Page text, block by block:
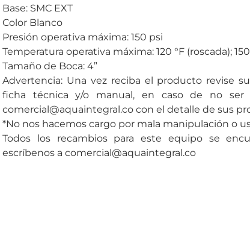
Base: SMC EXT
Color Blanco
Presión operativa máxima: 150 psi
Temperatura operativa máxima: 120 °F (roscada);
Tamaño de Boca: 4”
Advertencia: Una vez reciba el producto revise
ficha técnica y/o manual, en caso de no ser
comercial@aquaintegral.co con el detalle de sus
*No nos hacemos cargo por mala manipulación o
Todos los recambios para este equipo se
escríbenos a comercial@aquaintegral.co